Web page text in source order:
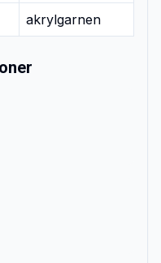
akrylgarnen